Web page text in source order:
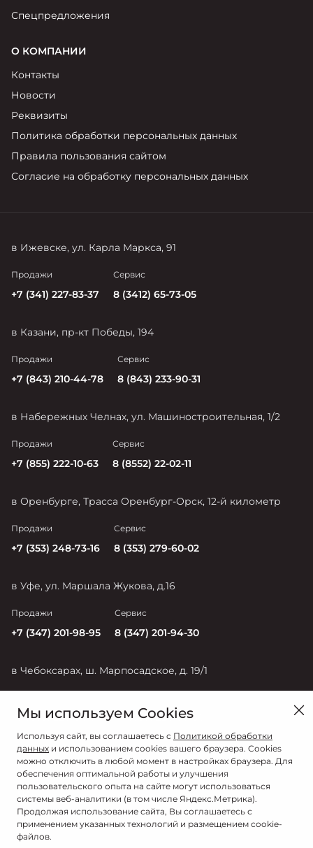
Спецпредложения
О КОМПАНИИ
Контакты
Новости
Реквизиты
Политика обработки персональных данных
Правила пользования сайтом
Согласие на обработку персональных данных
в Ижевске, ул. Карла Маркса, 91
Продажи
+7 (341) 227-83-37
Сервис
8 (3412) 65-73-05
в Казани, пр-кт Победы, 194
Продажи
+7 (843) 210-44-78
Сервис
8 (843) 233-90-31
в Набережных Челнах, ул. Машиностроительная, 1/2
Продажи
+7 (855) 222-10-63
Сервис
8 (8552) 22-02-11
в Оренбурге, Трасса Оренбург-Орск, 12-й километр
Продажи
+7 (353) 248-73-16
Сервис
8 (353) 279-60-02
в Уфе, ул. Маршала Жукова, д.16
Продажи
+7 (347) 201-98-95
Сервис
8 (347) 201-94-30
в Чебоксарах, ш. Марпосадское, д. 19/1
+7 (835) 228-54-17 +7 (835) 228-50-56
© 2026
Мы используем Cookies
Используя сайт, вы соглашаетесь с Политикой обработки
данных и использованием cookies вашего браузера. Cookies
можно отключить в любой момент в настройках браузера. Для
обеспечения оптимальной работы и улучшения
пользовательского опыта на сайте могут использоваться
системы веб-аналитики (в том числе Яндекс.Метрика).
Продолжая использование сайта, Вы соглашаетесь с
применением указанных технологий и размещением cookie-
файлов.